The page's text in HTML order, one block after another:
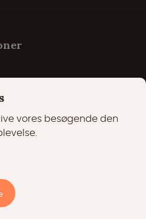
vores besøgende den